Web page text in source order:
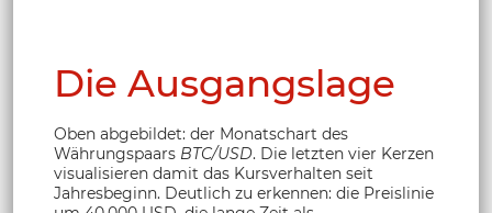
Die Ausgangslage
Oben abgebildet: der Monatschart des
Währungspaars BTC/USD. Die letzten vier Kerzen
visualisieren damit das Kursverhalten seit
Jahresbeginn. Deutlich zu erkennen: die Preislinie